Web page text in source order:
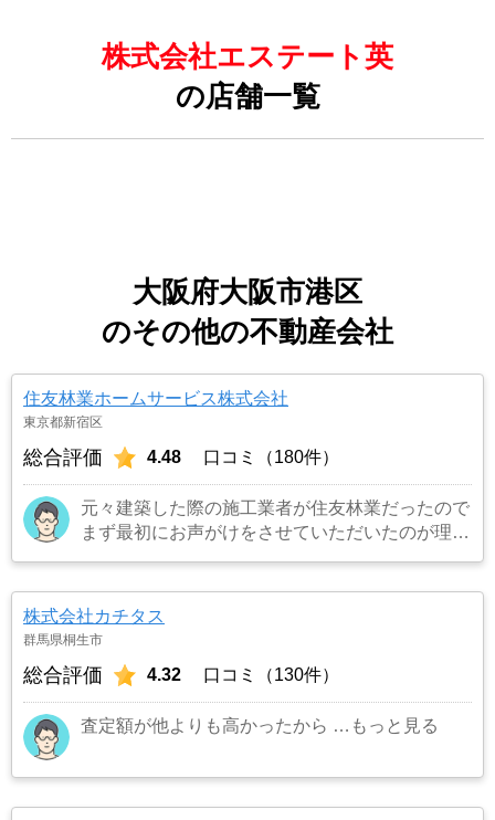
株式会社エステート英
の店舗一覧
大阪府大阪市港区
のその他の不動産会社
住友林業ホームサービス株式会社
東京都新宿区
総合評価 4.48 口コミ（180件）
元々建築した際の施工業者が住友林業だったので
まず最初にお声がけをさせていただいたのが理由
株式会社カチタス
群馬県桐生市
総合評価 4.32 口コミ（130件）
査定額が他よりも高かったから …もっと見る